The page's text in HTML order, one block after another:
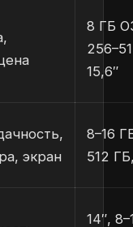
8 ГБ
15,6″
экран
8–16
512
14″,